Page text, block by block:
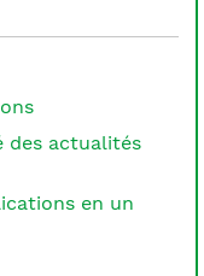
des actualités
en un